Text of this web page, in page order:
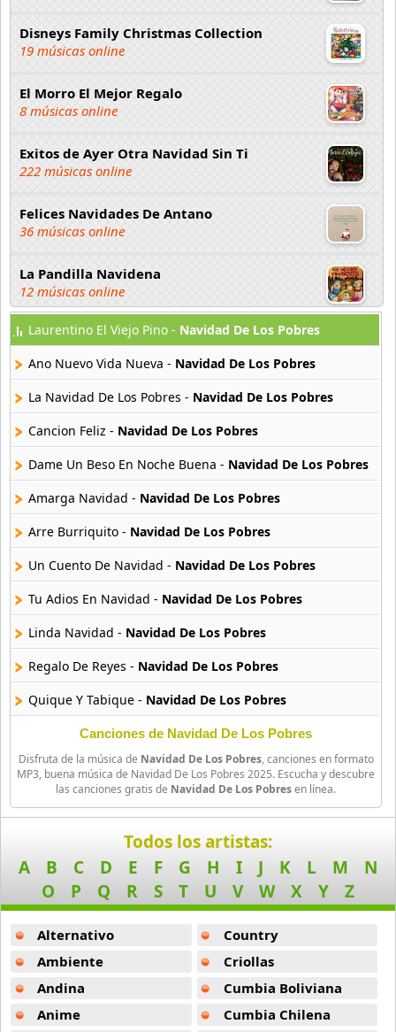
Disneys Family Christmas Collection
19 músicas online
El Morro El Mejor Regalo
8 músicas online
Exitos de Ayer Otra Navidad Sin Ti
222 músicas online
Felices Navidades De Antano
36 músicas online
La Pandilla Navidena
12 músicas online
Las Ardillitas
20 músicas online
Las Pastorcitas
4 músicas online
15 músicas online
Los 28 Mejores Villancicos Del Mundo
28 músicas online
Los Telestrellitas
5 músicas online
Luis Miguel Navidades
11 músicas online
Merengazo En Navidad
21 músicas online
Moderatto Nos Vemos En Invierno
10 músicas online
More Christmas Collection
59 músicas online
Navidad Con Amigos
15 músicas online
Navidad Costena
18 músicas online
Navidad de Los Pobres
12 músicas online
Laurentino El Viejo Pino - Navidad De Los Pobres
Ano Nuevo Vida Nueva - Navidad De Los Pobres
La Navidad De Los Pobres - Navidad De Los Pobres
Cancion Feliz - Navidad De Los Pobres
Dame Un Beso En Noche Buena - Navidad De Los Pobres
Amarga Navidad - Navidad De Los Pobres
Arre Burriquito - Navidad De Los Pobres
Un Cuento De Navidad - Navidad De Los Pobres
Tu Adios En Navidad - Navidad De Los Pobres
Linda Navidad - Navidad De Los Pobres
Regalo De Reyes - Navidad De Los Pobres
Quique Y Tabique - Navidad De Los Pobres
Canciones de Navidad De Los Pobres
Disfruta de la música de Navidad De Los Pobres, canciones en formato
MP3, buena música de Navidad De Los Pobres 2025. Escucha y descubre
las canciones gratis de Navidad De Los Pobresen línea.
Todos los artistas:
A
B C D E F G H I J K L M
N
O
P Q R S T U V W X Y Z
Alternativo
Ambiente
Andina
Anime
Country
Criollas
Cumbia Boliviana
Cumbia Chilena